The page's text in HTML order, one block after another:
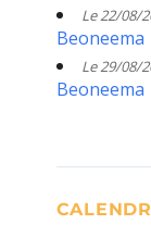
Le 22/08/
Beoneema
Le 29/08/
Beoneema